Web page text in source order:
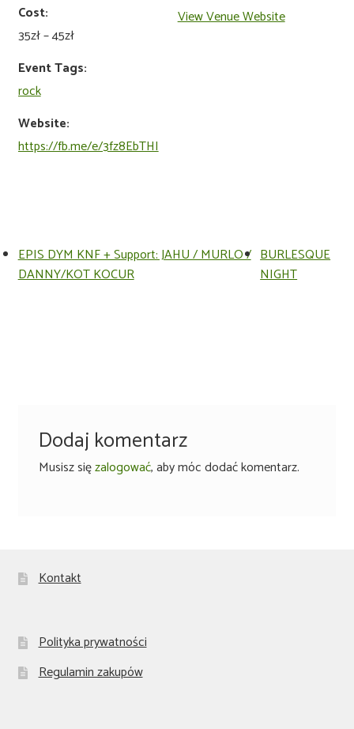
Cost:
35zł – 45zł
Event Tags:
rock
Website:
https://fb.me/e/3fz8EbTHI
View Venue Website
EPIS DYM KNF + Support: JAHU / MURLO /
DANNY/KOT KOCUR
BURLESQUE
NIGHT
Dodaj komentarz
Musisz sięzalogować, aby móc dodać komentarz.
Kontakt
Polityka prywatności
Regulamin zakupów